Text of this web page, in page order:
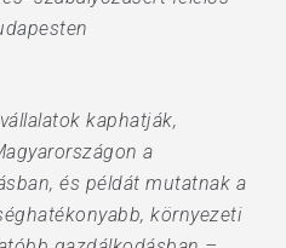
kaphatják,
a
és példát mutatnak a
környezeti